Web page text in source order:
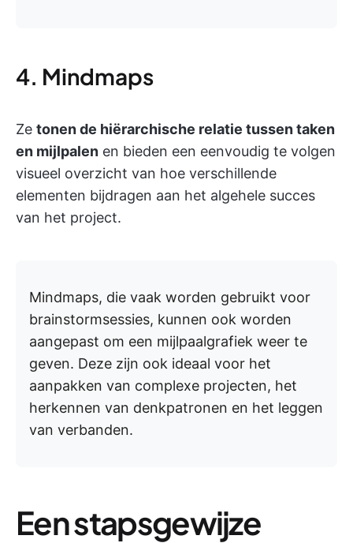
4. Mindmaps
Ze tonen de hiërarchische relatie tussen taken
en mijlpalen en bieden een eenvoudig te volgen
visueel overzicht van hoe verschillende
elementen bijdragen aan het algehele succes
van het project.
Mindmaps, die vaak worden gebruikt voor
brainstormsessies, kunnen ook worden
aangepast om een mijlpaalgrafiek weer te
geven. Deze zijn ook ideaal voor het
aanpakken van complexe projecten, het
herkennen van denkpatronen en het leggen
van verbanden.
Een stapsgewijze